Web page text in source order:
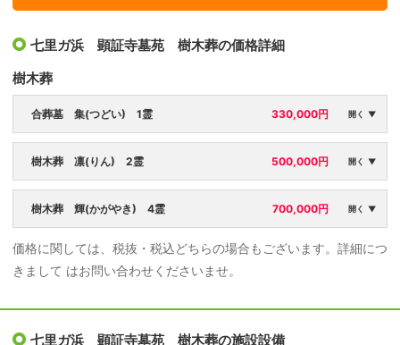
七里ガ浜 顕証寺墓苑 樹木葬の価格詳細
樹木葬
合葬墓 集(つどい) 1霊 330,000円 開く ▼
安置方法：
合祀
彫刻・プレート代別途：
44,000円
永代使用料：
330,000円
年間管理料：
33,000円（初回のみ）
樹木葬 凛(りん) 2霊 500,000円 開く ▼
安置方法：
個別
彫刻・プレート代別途：
77,000円
永代使用料：
500,000円
樹木葬 輝(かがやき) 4霊 700,000円 開く ▼
安置方法：
個別
永代使用料：
700,000円
価格に関しては、税抜・税込どちらの場合もございます。詳細につ
きまして はお問い合わせくださいませ。
七里ガ浜 顕証寺墓苑 樹木葬の施設設備